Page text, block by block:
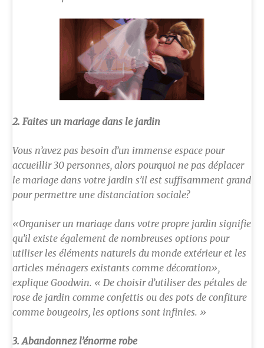
2. Faites un mariage dans le jardin
Vous n’avez pas besoin d’un immense espace pour
accueillir 30 personnes, alors pourquoi ne pas déplacer
le mariage dans votre jardin s’il est suffisamment grand
pour permettre une distanciation sociale?
«Organiser un mariage dans votre propre jardin signifie
qu’il existe également de nombreuses options pour
utiliser les éléments naturels du monde extérieur et les
articles ménagers existants comme décoration»,
explique Goodwin. « De choisir d’utiliser des pétales de
rose de jardin comme confettis ou des pots de confiture
comme bougeoirs, les options sont infinies. »
3. Abandonnez l’énorme robe